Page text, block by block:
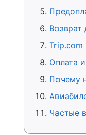
Возврат
Trip.com
Оплата
Почему
Частые